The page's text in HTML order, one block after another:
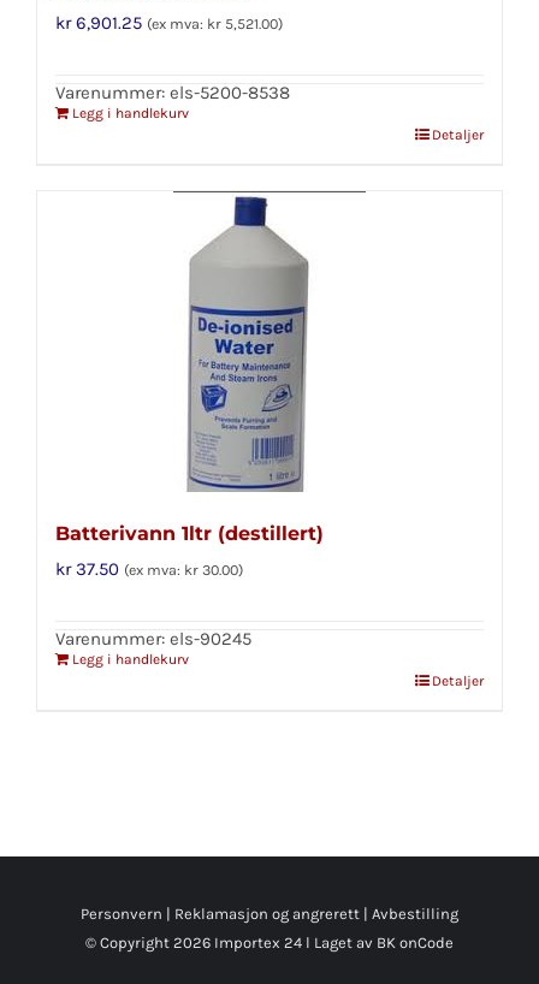
kr6,901.25 (ex mva: kr 5,521.00)
Varenummer: els-5200-8538
Legg i handlekurv
Detaljer
Batterivann 1ltr (destillert)
kr37.50 (ex mva: kr 30.00)
Varenummer: els-90245
Legg i handlekurv
Detaljer
Personvern | Reklamasjon og angrerett | Avbestilling
© Copyright 2026 Importex 24 l Laget av BK onCode